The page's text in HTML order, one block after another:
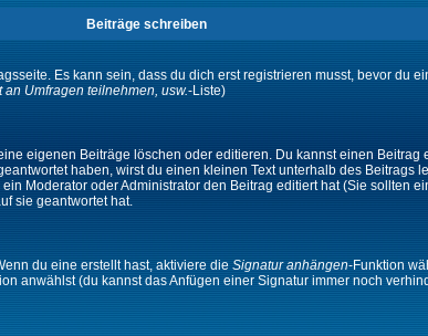
Beiträge schreiben
Es kann sein, dass du dich erst registrieren musst, bevor du
Umfragen teilnehmen, usw.-Liste)
eigenen Beiträge löschen oder editieren. Du kannst einen
haben, wirst du einen kleinen Text unterhalb des Beitrags
Moderator oder Administrator den Beitrag editiert hat (Sie sollten
sie geantwortet hat.
du eine erstellt hast, aktiviere die Signatur anhängen-Funktion
anwählst (du kannst das Anfügen einer Signatur immer noch